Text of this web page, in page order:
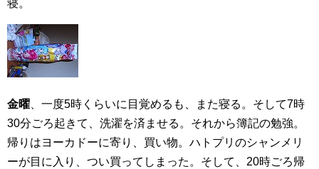
寝。
金曜 、一度5時くらいに目覚めるも、また寝る。そして7時
30分ごろ起きて、洗濯を済ませる。それから簿記の勉強。
帰りはヨーカドーに寄り、買い物。ハトプリのシャンメリ
ーが目に入り、つい買ってしまった。そして、20時ごろ帰